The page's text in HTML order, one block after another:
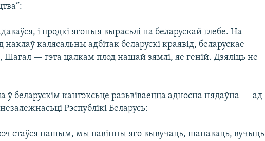
і продкі ягоныя вырасьлі на беларускай глебе. На
наклаў калясальны адбітак беларускі краявід, беларускае
Шагал — гэта цалкам плод нашай зямлі, яе геній. Дзяліць не
беларускім кантэксьце разьвіваецца адносна нядаўна — ад
Рэспублікі Беларусь:
стаўся нашым, мы павінны яго вывучаць, шанаваць, вучыць